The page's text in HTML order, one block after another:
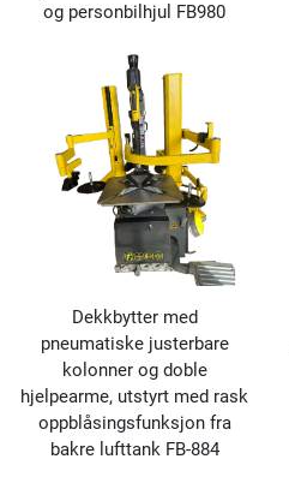
og personbilhjul FB980
Dekkbytter med
pneumatiske justerbare
kolonner og doble
hjelpearme, utstyrt med rask
oppblåsingsfunksjon fra
bakre lufttank FB-884